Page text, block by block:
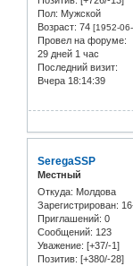
Пол: Мужской
Возраст: 74 [1952-
Провел на форуме:
29 дней 1 час
Последний визит:
Вчера 18:14:39
SeregaSSP
Местный
Откуда: Молдова
Зарегистрирован:
Приглашений: 0
Сообщений: 123
Уважение: [+37/-1]
Позитив: [+380/-28]